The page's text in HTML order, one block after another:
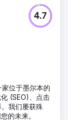
4.7
位于墨尔本的
(SEO)、点击
我们屡获殊
的未来。